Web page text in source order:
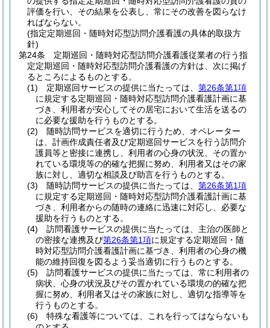
評価を行い、その結果を公表し、常にその改善を図らなけ
ればならない。
(指定定期巡回・随時対応型訪問介護看護の具体的取扱方
針)
第24条
定期巡回・随時対応型訪問介護看護従業者の行う指
定定期巡回・随時対応型訪問介護看護の方針は、次に掲げ
るところによるものとする。
(1)
定期巡回サービスの提供に当たっては、 第26条第1項
に規定する定期巡回・随時対応型訪問介護看護計画に基
づき、利用者が安心してその居宅において生活を送るの
に必要な援助を行うものとする。
(2)
随時訪問サービスを適切に行うため、オペレーター
は、計画作成責任者及び定期巡回サービスを行う訪問介
護員等と密接に連携し、利用者の心身の状況、その置か
れている環境等の的確な把握に努め、利用者又はその家
族に対し、適切な相談及び助言を行うものとする。
(3)
随時訪問サービスの提供に当たっては、 第26条第1項
に規定する定期巡回・随時対応型訪問介護看護計画に基
づき、利用者からの随時の連絡に迅速に対応し、必要な
援助を行うものとする。
(4)
訪問看護サービスの提供に当たっては、主治の医師と
の密接な連携及び第26条第1項に規定する定期巡回・随
時対応型訪問介護看護計画に基づき、利用者の心身の機
能の維持回復を図るよう妥当適切に行うものとする。
(5)
訪問看護サービスの提供に当たっては、常に利用者の
病状、心身の状況及びその置かれている環境の的確な把
握に努め、利用者又はその家族に対し、適切な指導等を
行うものとする。
(6)
特殊な看護等については、これを行ってはならないも